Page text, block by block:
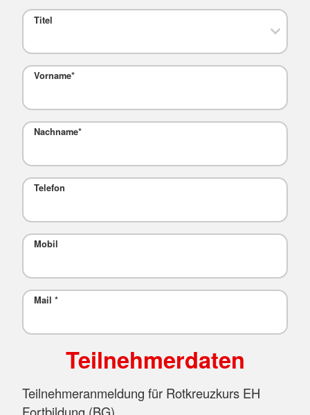
Titel
Vorname*
Nachname*
Telefon
Mobil
Mail *
Teilnehmerdaten
Teilnehmeranmeldung für Rotkreuzkurs EH
Fortbildung (BG)